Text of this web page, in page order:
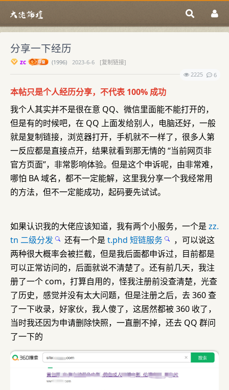
分享一下经历
zc (1996) 2023-6-6
[复制链接]
2225
6
本帖只是个人经历分享，不代表 100% 成功
我个人其实并不是很在意 QQ、微信里面能不能打开的，
但是有的时候吧，在 QQ 上面发给别人，电脑还好，一般
就是复制链接，浏览器打开，手机就不一样了，很多人第
一反应都是直接点开，结果就看到那无情的 “当前网页非
官方页面”，非常影响体验。但是这个申诉呢，由非常难，
哪怕 BA 域名，都不一定能解，这里我分享一个我经常用
的方法，但不一定能成功，起码要先试试。
如果认识我的大佬应该知道，我有两个小服务，一个是 zz.
tn 二级分发
还有一个是 t.phd 短链服务
，可以说这
两种很大概率会被拦截，但是我后面都申诉过，目前都是
可以正常访问的，后面就说不清楚了。还有前几天，我注
册了一个 com，打算自用的，怪我注册前没查清楚，光查
了历史，感觉并没有太大问题，但是注册之后，去 360 查
了一下收录，好家伙，我人傻了，这居然都被 360 收了，
当时我还因为申请删除快照，一直删不掉，还去 QQ 群问
了一下的